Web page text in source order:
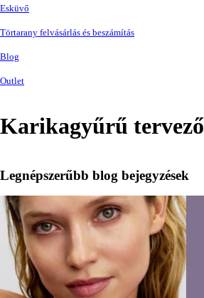
Esküvő
Törtarany felvásárlás és beszámítás
Blog
Outlet
Karikagyűrű tervező
Legnépszerűbb blog bejegyzések